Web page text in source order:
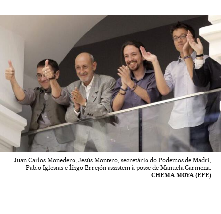
Juan Carlos Monedero, Jesús Montero, secretário do Podemos de Madri,
Pablo Iglesias e Íñigo Errejón assistem à posse de Manuela Carmena.
CHEMA MOYA (EFE)